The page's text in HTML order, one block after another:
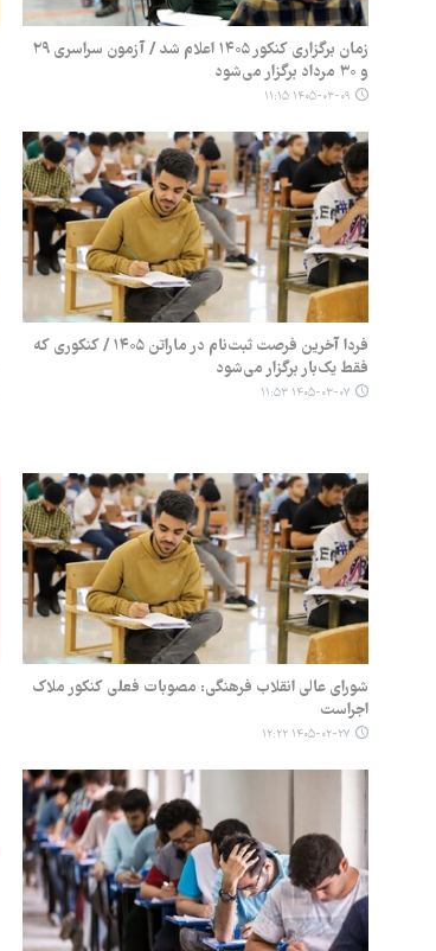
زمان برگزاری کنکور ۱۴۰۵ اعلام شد / آزمون سراسری ۲۹
و ۳۰ مرداد برگزار می‌شود
۱۴۰۵-۰۳-۰۹ ۱۱:۱۵
فردا آخرین فرصت ثبت‌نام در ماراتن ۱۴۰۵ / کنکوری که
فقط یک‌بار برگزار می‌شود
۱۴۰۵-۰۳-۰۷ ۱۱:۵۳
شورای عالی انقلاب فرهنگی: مصوبات فعلی کنکور ملاک
اجراست
۱۴۰۵-۰۲-۲۷ ۱۲:۲۲